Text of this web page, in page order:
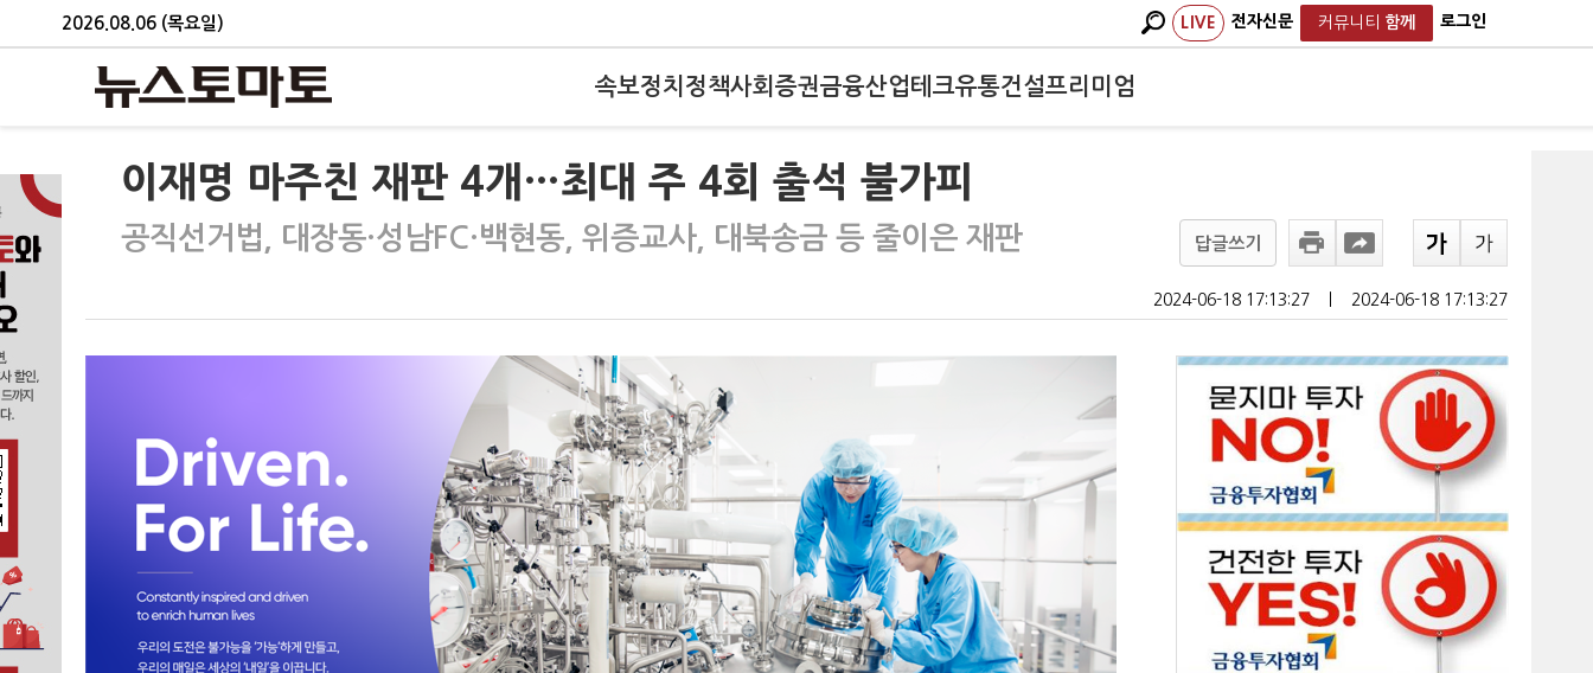
2026.08.06 (목요일) LIVE 전자신문 커뮤니티 함께 로그인
속보정치 정책사회 증권금융산업테크유통건설프리미엄
이재명 마주친 재판 4개…최대 주 4회 출석 불가피
공직선거법, 대장동·성남FC·백현동, 위증교사, 대북송금 등 줄이은 재판 답글쓰기
2024-06-18 17:13:27 2024-06-18 17:13:27